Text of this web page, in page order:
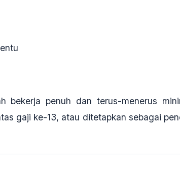
bekerja penuh dan terus-menerus
gaji ke-13, atau ditetapkan sebagai